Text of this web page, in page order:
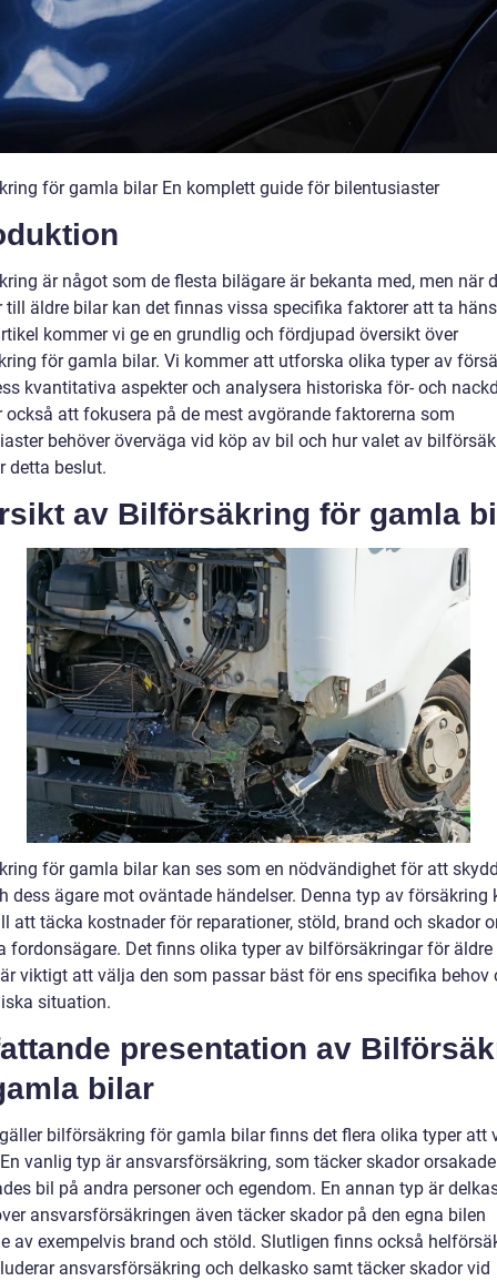
för gamla bilar En komplett guide för bilentusiaster
är något som de flesta bilägare är bekanta med, men när
till äldre bilar kan det finnas vissa specifika faktorer att ta
kommer vi ge en grundlig och fördjupad översikt över
för gamla bilar. Vi kommer att utforska olika typer av
kvantitativa aspekter och analysera historiska för- och
också att fokusera på de mest avgörande faktorerna som
behöver överväga vid köp av bil och hur valet av
detta beslut.
av Bilförsäkring för gamla
för gamla bilar kan ses som en nödvändighet för att
dess ägare mot oväntade händelser. Denna typ av försäkring
att täcka kostnader för reparationer, stöld, brand och skador
fordonsägare. Det finns olika typer av bilförsäkringar för äldre
viktigt att välja den som passar bäst för ens specifika behov
situation.
presentation av
bilar
bilförsäkring för gamla bilar finns det flera olika typer att
vanlig typ är ansvarsförsäkring, som täcker skador
bil på andra personer och egendom. En annan typ är
ansvarsförsäkringen även täcker skador på den egna bilen
av exempelvis brand och stöld. Slutligen finns också
ansvarsförsäkring och delkasko samt täcker skador vid